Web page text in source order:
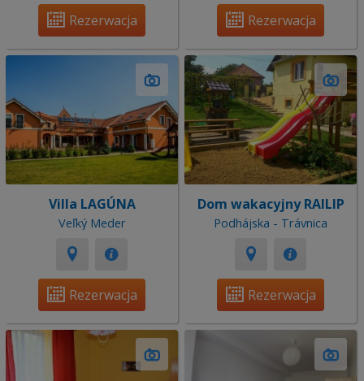
Rezerwacja Rezerwacja
Villa LAGÚNA
Veľký Meder
Rezerwacja
Dom wakacyjny RAILIP
Podhájska - Trávnica
Rezerwacja